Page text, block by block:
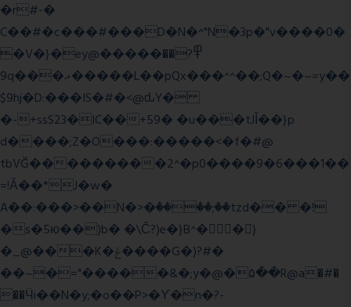
�r#-�
C��#�c���#���D�N�^"N�3p�"v����0�
�V�}�ey@�����߾?��
9q���ޣ�����L��pQx���^^��;Q�~�~=y��
$9hj�D:���IS�#�<@ԃY�
�-+ssS23�IC��+59� �u���tJǏ��}p
d����;Z�O���:�����<�f�#@
tbVĞ���������2^�p0����9�6���1��
=!Ǎ��*J�w�
A��:���>��N�>�ٝ����;��tzd�� �!
�s�5ю��)b� �\Ĉ?)e�}B^��}
�_@���K�ݝ����G�)?#�
��~�="�����&�;y�@�۵��R@a�#�
��Ӵi��N�y;�o��P>�ϒ�n�?­